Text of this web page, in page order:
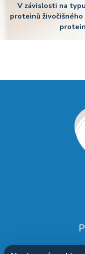
V závislosti na
proteinů